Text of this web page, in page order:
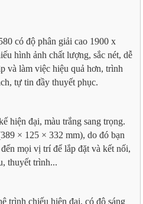
có độ phân giải cao 1900 x
hình ảnh chất lượng, sắc nét, dễ
và làm việc hiệu quả hơn, trình
tự tin đầy thuyết phục.
hiện đại, màu trắng sang trọng.
× 125 × 332 mm), do đó bạn
mọi vị trí để lắp đặt và kết nối,
thuyết trình...
trình chiếu hiện đại, có độ sáng